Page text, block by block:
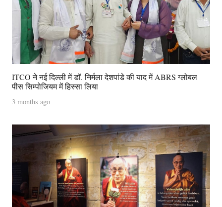
ITCO ने नई दिल्ली में डॉ. निर्मला देशपांडे की याद में ABRS ग्लोबल
पीस सिम्पोजियम में हिस्सा लिया
3 months ago